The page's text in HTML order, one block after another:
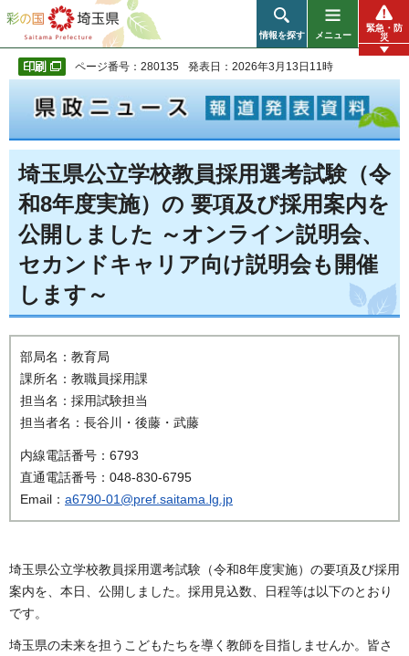
彩の国 埼玉県
情報を探す メニュー
緊急・防
災
ページ番号：280135 発表日：2026年3月13日11時
埼玉県公立学校教員採用選考試験（令
和8年度実施）の 要項及び採用案内を
公開しました ～オンライン説明会、
セカンドキャリア向け説明会も開催
します～
部局名：教育局
課所名：教職員採用課
担当名：採用試験担当
担当者名：長谷川・後藤・武藤
内線電話番号：6793
直通電話番号：048-830-6795
Email： a6790-01@pref.saitama.lg.jp
埼玉県公立学校教員採用選考試験（令和8年度実施）の要項及び採用
案内を、本日、公開しました。採用見込数、日程等は以下のとおり
です。
埼玉県の未来を担うこどもたちを導く教師を目指しませんか。皆さ